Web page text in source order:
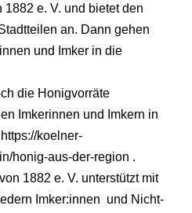
e. V. und bietet den
an. Dann gehen
und Imker in die
die Honigvorräte
Imkerinnen und Imkern in
koelner-
honig-aus-der-region .
1882 e. V. unterstützt mit
Imker:innen und Nicht-